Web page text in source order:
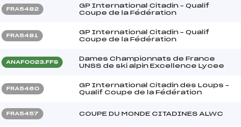
FRA5482
GP International Citadin – Qualif
Coupe de la Fédération
FRA5481
GP International Citadin – Qualif
Coupe de la Fédération
ANAF0023.FFS
Dames Championnats de France
UNSS de ski alpin Excellence Lycee
FRA5460
GP International Citadin des Loups –
Qualif Coupe de la Fédération
FRA5457 COUPE DU MONDE CITADINES ALWC